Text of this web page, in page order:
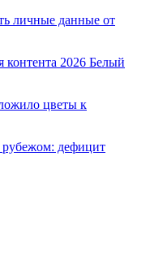
личные данные от
контента 2026 Белый
цветы к
дефицит